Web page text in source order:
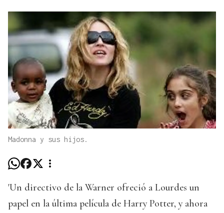
Madonna y sus hijos.
'Un directivo de la Warner ofreció a Lourdes un
papel en la última película de Harry Potter, y ahora